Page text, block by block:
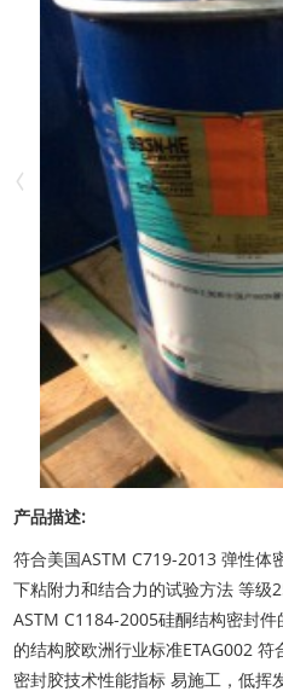
产品描述:
符合美国ASTM C719-2013 弹性体
下粘附力和结合力的试验方法 等级
ASTM C1184-2005硅酮结构密封
的结构胶欧洲行业标准ETAG002
密封胶技术性能指标 易施工，低挥